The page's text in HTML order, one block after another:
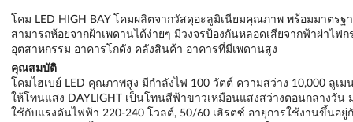
โคม LED HIGH BAY โคมผลิตจากวัสดุอะลูมิเนียมคุณภาพ พร้อมมาต
สามารถห้อยจากฝ้าเพดานได้ง่ายๆ มีวงจรป้องกันหลอดเสียจากฟ้าผ่าไ
อุตสาหกรรม อาคารโกดัง คลังสินค้า อาคารที่มีเพดานสูง
คุณสมบัติ
โคมไฮเบย์ LED คุณภาพสูง มีกำลังไฟ 100 วัตต์ ความสว่าง 10,000 ลูเม
ให้โทนแสง DAYLIGHT เป็นโทนสีฟ้าขาวเหมือนแสงสว่างตอนกลางวัน
ใช้กับแรงดันไฟฟ้า 220-240 โวลต์, 50/60 เฮิรตซ์ อายุการใช้งานขึ้นอ